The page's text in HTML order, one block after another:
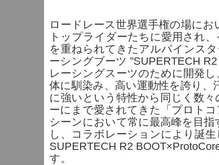
ロードレース世界選手権の場に
トップライダーたちに愛用され
を重ねられてきたアルパインス
ーシングブーツ ”SUPERTECH
レーシングスーツのために開発
体に馴染み、高い運動性を誇り、
に強いという特性から同じく数
ーにまで愛されてきた「プロト
シーンにおいて常に最高峰を目指
し、コラボレーションにより誕
SUPERTECH R2
す。